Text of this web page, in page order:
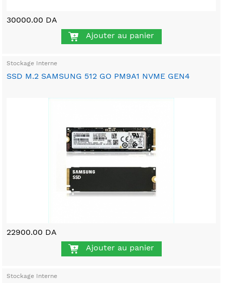
30000.00 DA
Ajouter au panier
Stockage Interne
SSD M.2 SAMSUNG 512 GO PM9A1 NVME GEN4
22900.00 DA
Ajouter au panier
Stockage Interne